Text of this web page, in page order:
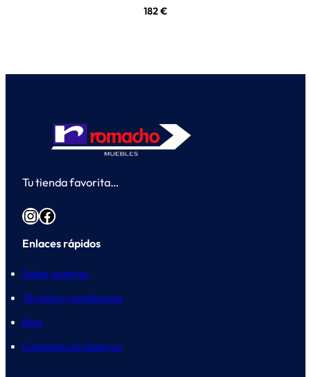
182€
Tu tienda favorita…
InstagramFacebook
Enlaces rápidos
Sobre nosotros
Términos y condiciones
Blog
Contacta con nosotros